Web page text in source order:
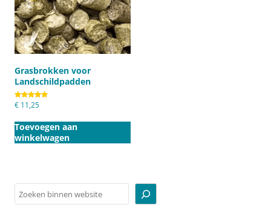
Grasbrokken voor
Landschildpadden
Gewaardeerd
5.00
€ 11,25
Toevoegen aan
winkelwagen
Zoeken